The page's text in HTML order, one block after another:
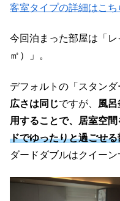
客室タイプの詳細はこち
今回泊まった部屋は「
㎡）」。
デフォルトの「スタン
広さは同じですが、 風
用することで、居室空間
ドでゆったりと過ごせる
ダードダブルはクイーン